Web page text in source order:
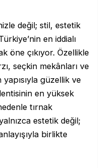
değil; stil, estetik
en iddialı
öne çıkıyor. Özellikle
seçkin mekânları ve
güzellik ve
en yüksek
tırnak
estetik değil;
birlikte